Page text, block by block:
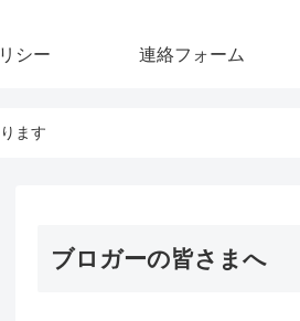
シー 連絡フォーム
ます
ブロガーの皆さまへ